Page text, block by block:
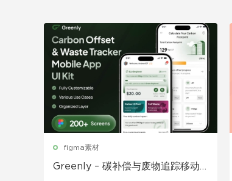
figma素材
Greenly – 碳补偿与废物追踪移动